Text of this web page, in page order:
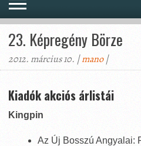
23. Képregény Börze
2012. március 10. |mano|
Kiadók akciós árlistái
Kingpin
Az Új Bosszú Angyalai: